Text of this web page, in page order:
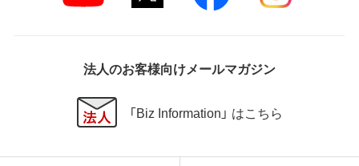
法人のお客様向けメールマガジン
「Biz Information」 はこちら